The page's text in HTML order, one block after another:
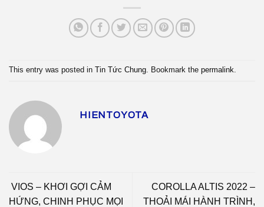
This entry was posted in Tin Tức Chung . Bookmark the permalink
HIENTOYOTA
VIOS – KHƠI GỢI CẢM
HỨNG, CHINH PHỤC MỌI
COROLLA ALTIS 2022 –
THOẢI MÁI HÀNH TRÌNH,